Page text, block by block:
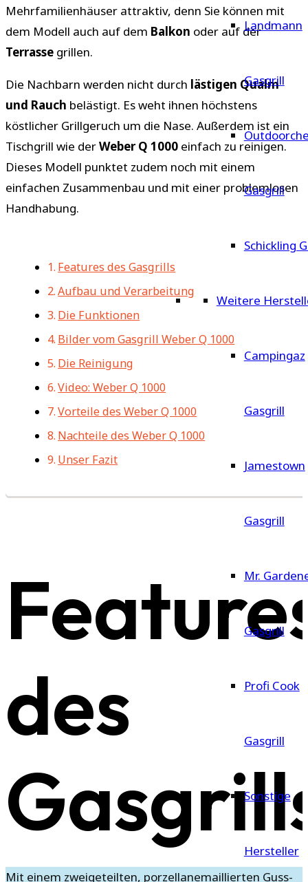
Landmann
Gasgrill
Gasgrill
Schickling
Weitere
Campingaz
Gasgrill
Jamestown
Gasgrill
Mr.
Gasgrill
Profi Cook
Gasgrill
Sonstige
Hersteller
Mehrfamilienhäuser attraktiv, denn Sie können mit
dem Modell auch auf dem Balkon oder auf der
Terrasse grillen.
Die Nachbarn werden nicht durch lästigen Qualm
und Rauch belästigt. Es weht ihnen höchstens
köstlicher Grillgeruch um die Nase. Außerdem ist ein
Tischgrill wie derWeber Q 1000 einfach zu reinigen.
Dieses Modell punktet zudem noch mit einem
einfachen Zusammenbau und mit einer problemlosen
Handhabung.
Features des Gasgrills
Aufbau und Verarbeitung
Die Funktionen
Bilder vom Gasgrill Weber Q 1000
Die Reinigung
Video: Weber Q 1000
Vorteile des Weber Q 1000
Nachteile des Weber Q 1000
Unser Fazit
des
Mit einem zweigeteilten, porzellanemaillierten Guss-